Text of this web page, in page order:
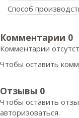
Способ
Комментарии 0
Комментарии
Чтобы оставить
Отзывы 0
Чтобы оcтавить
авторизоваться.